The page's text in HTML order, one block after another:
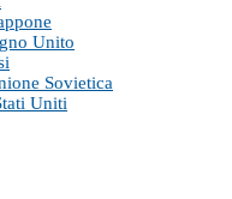
Unito
Sovietica
Uniti